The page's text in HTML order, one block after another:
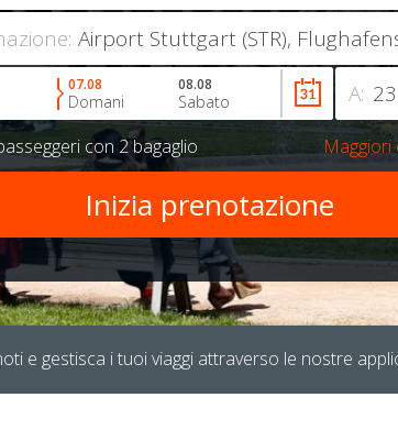
A:
07.08
Domani
08.08
Sabato
con 2 bagaglio Maggiori
e gestisca i tuoi viaggi attraverso le nostre